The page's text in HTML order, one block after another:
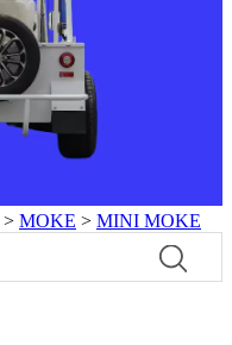
> MOKE > MINI MOKE